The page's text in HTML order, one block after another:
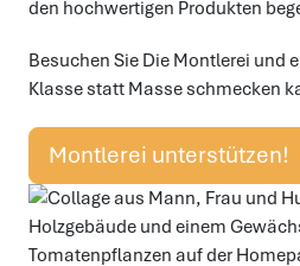
frisches, selbst angebautes
Kunden. Erleben Sie die Vielfalt
biologischer Anbau bieten kann,
den hochwertigen Produkten
Besuchen Sie Die Montlerei und
Klasse statt Masse schmecken